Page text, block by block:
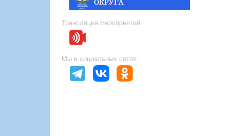
Трансляция мероприятий:
Мы в социальных сетях: